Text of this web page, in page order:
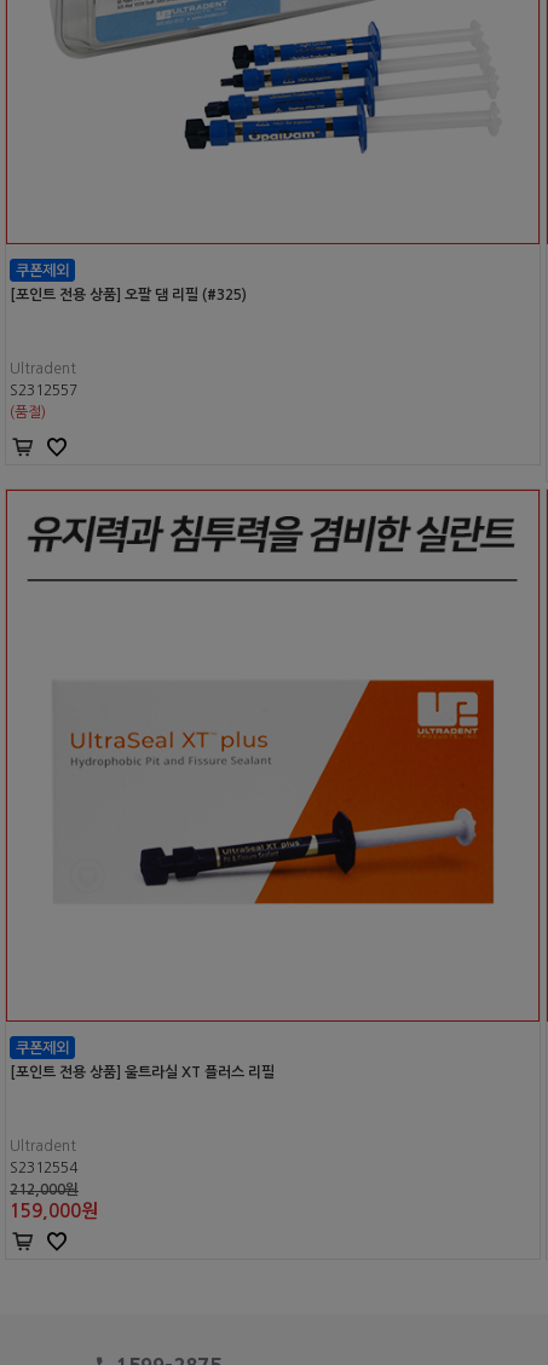
[포인트 전용 상품] 오팔 댐 리필 (#325)
Ultradent
S2312557
(품절)
[포인트 전용 상품] 울트라실 XT 플러스 리필
Ultradent
S2312554
212,000원
159,000원